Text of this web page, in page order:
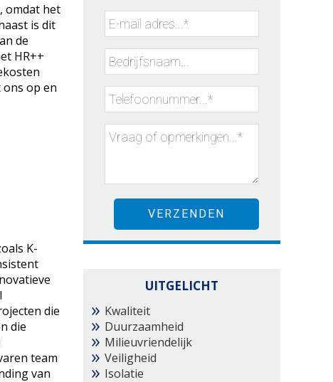
omdat het
is dit
de
HR++
op en
K-
die
die
team
van
UITGELICHT
Kwaliteit
Duurzaamheid
Milieuvriendelijk
Veiligheid
Isolatie